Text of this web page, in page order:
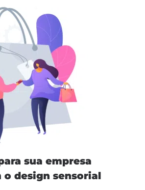
sua empresa
design sensorial